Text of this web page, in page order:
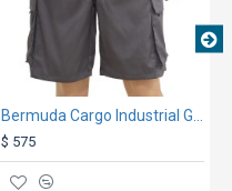
$ 575